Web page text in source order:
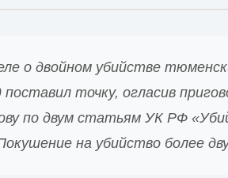
о двойном убийстве
точку, огласив
по двум статьям УК РФ
на убийство более